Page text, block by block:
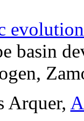
basin
Arquer,